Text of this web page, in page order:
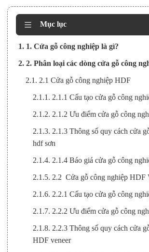
Mục lục
1. 1. Cửa gỗ công nghiệp là gì?
2. 2. Phân loại các dòng cửa gỗ công
2.1. 2.1 Cửa gỗ công nghiệp HDF
2.1.1. 2.1.1 Cấu tạo cửa gỗ công
2.1.2. 2.1.2 Ưu điểm cửa gỗ công
2.1.3. 2.1.3 Thông số quy cách cửa
hdf sơn
2.1.4. 2.1.4 Báo giá cửa gỗ công
2.1.5. 2.2 Cửa gỗ công nghiệp HDF
2.1.6. 2.2.1 Cấu tạo cửa gỗ công
2.1.7. 2.2.2 Ưu điểm cửa gỗ công
2.1.8. 2.2.3 Thông số quy cách cửa
HDF veneer